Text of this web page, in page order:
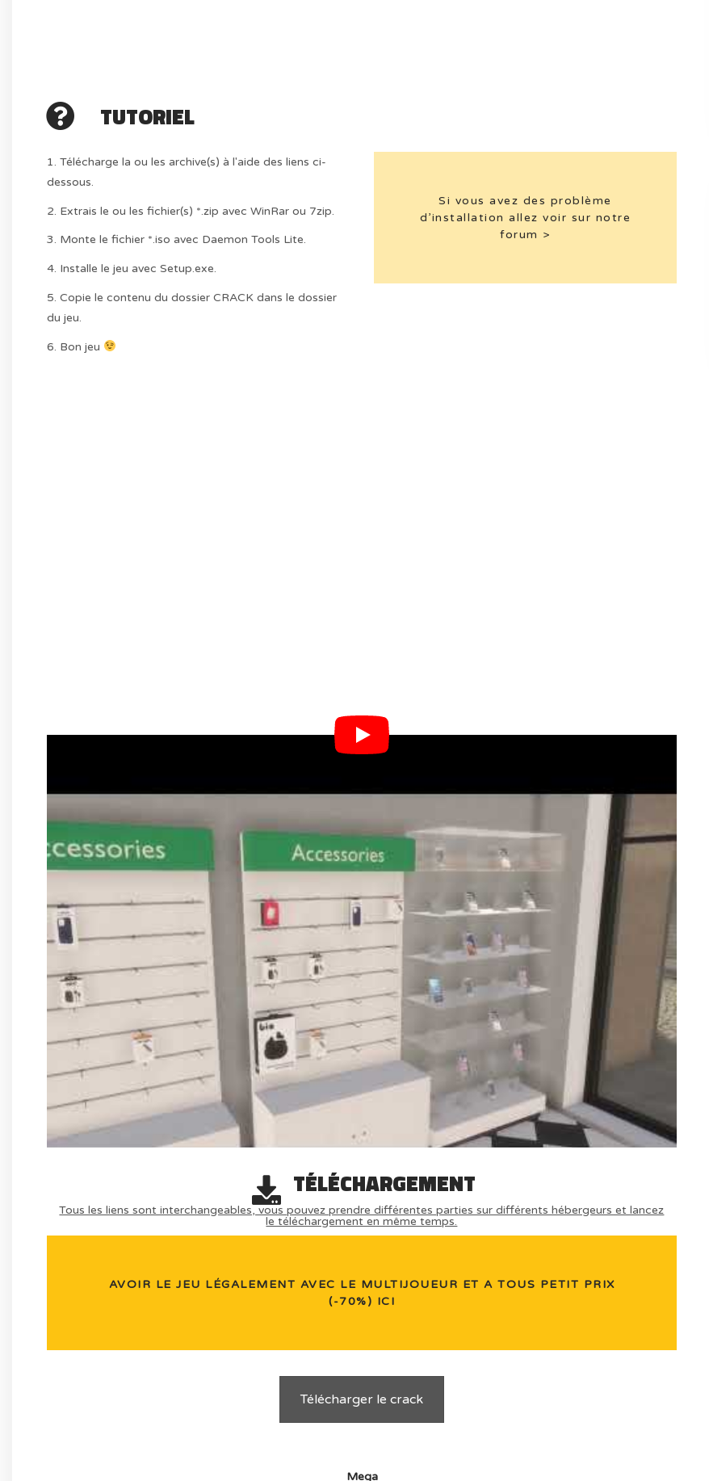
TUTORIEL
1. Télécharge la ou les archive(s) à l'aide des liens ci-
dessous.
2. Extrais le ou les fichier(s) *.zip avec WinRar ou 7zip.
3. Monte le fichier *.iso avec Daemon Tools Lite.
4. Installe le jeu avec Setup.exe.
5. Copie le contenu du dossier CRACK dans le dossier
du jeu.
6. Bon jeu
Si vous avez des problème
d’installation allez voir sur notre
forum >
TÉLÉCHARGEMENT
Tous les liens sont interchangeables, vous pouvez prendre différentes parties sur différents hébergeurs et lancez
le téléchargement en même temps.
AVOIR LE JEU LÉGALEMENT AVEC LE MULTIJOUEUR ET A TOUS PETIT PRIX
(-70%) ICI
Télécharger le crack
Mega